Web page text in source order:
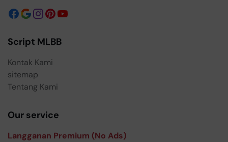
Script MLBB
Kontak Kami
sitemap
Tentang Kami
Our service
Langganan Premium (No Ads)